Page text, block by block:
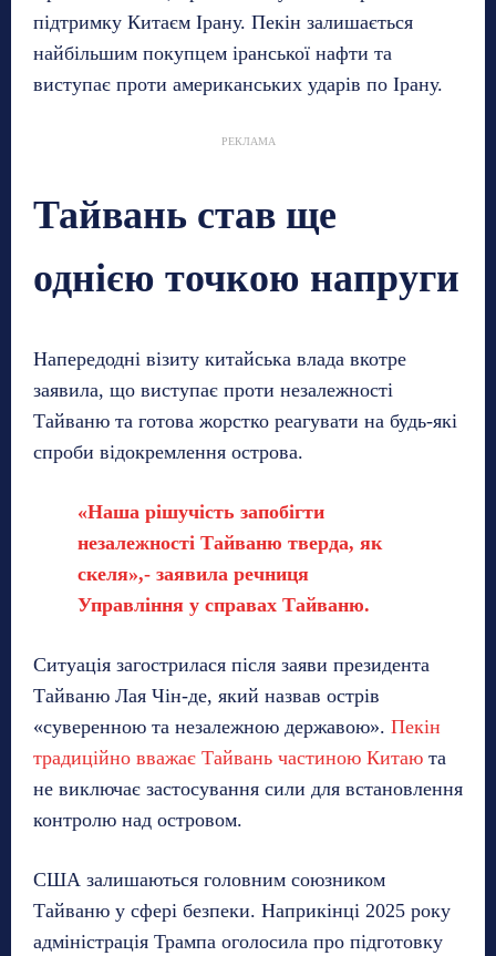
підтримку Китаєм Ірану. Пекін залишається
найбільшим покупцем іранської нафти та
виступає проти американських ударів по Ірану.
РЕКЛАМА
Тайвань став ще
однією точкою напруги
Напередодні візиту китайська влада вкотре
заявила, що виступає проти незалежності
Тайваню та готова жорстко реагувати на будь-які
спроби відокремлення острова.
«Наша рішучість запобігти
незалежності Тайваню тверда, як
скеля»,- заявила речниця
Управління у справах Тайваню.
Ситуація загострилася після заяви президента
Тайваню Лая Чін-де, який назвав острів
«суверенною та незалежною державою». Пекін
традиційно вважає Тайвань частиною Китаю та
не виключає застосування сили для встановлення
контролю над островом.
США залишаються головним союзником
Тайваню у сфері безпеки. Наприкінці 2025 року
адміністрація Трампа оголосила про підготовку